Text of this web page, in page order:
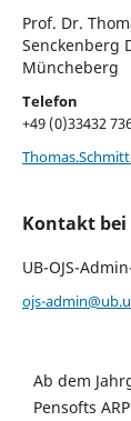
Prof. Dr.
Senckenberg
Müncheberg
Telefon
+49 (0)33432
Kontakt bei
UB-OJS-
ojs-
Ab dem
Pensofts